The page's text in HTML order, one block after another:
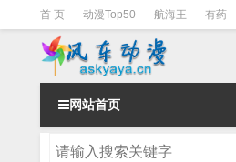
首 页 动漫Top50 航海王 有药
斗罗3 火影 一拳超人
网站首页